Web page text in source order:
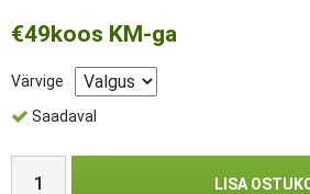
€49koos KM-ga
Värvige
Saadaval
LISA